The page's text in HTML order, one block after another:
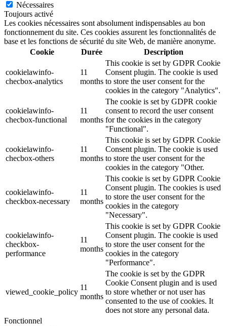
Nécessaires
Toujours activé
Les cookies nécessaires sont absolument indispensables au bon
fonctionnement du site. Ces cookies assurent les fonctionnalités de
base et les fonctions de sécurité du site Web, de manière anonyme.
Cookie
Durée Description
cookielawinfo-
checbox-analytics
11
months
This cookie is set by GDPR Cookie
Consent plugin. The cookie is used
to store the user consent for the
cookies in the category "Analytics".
cookielawinfo-
checbox-functional
11
months
The cookie is set by GDPR cookie
consent to record the user consent
for the cookies in the category
"Functional".
cookielawinfo-
checbox-others
11
months
This cookie is set by GDPR Cookie
Consent plugin. The cookie is used
to store the user consent for the
cookies in the category "Other.
cookielawinfo-
checkbox-necessary
11
months
This cookie is set by GDPR Cookie
Consent plugin. The cookies is used
to store the user consent for the
cookies in the category
"Necessary".
cookielawinfo-
checkbox-
performance
11
months
This cookie is set by GDPR Cookie
Consent plugin. The cookie is used
to store the user consent for the
cookies in the category
"Performance".
viewed_cookie_policy
11
months
The cookie is set by the GDPR
Cookie Consent plugin and is used
to store whether or not user has
consented to the use of cookies. It
does not store any personal data.
Fonctionnel